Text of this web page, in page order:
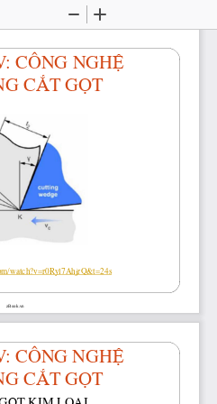
Zoom
CÔNG NGHỆ
CẮT GỌT
watch?v=r0Ryl7AhjrQ&t=24s
zBook.vn
CÔNG NGHỆ
CẮT GỌT